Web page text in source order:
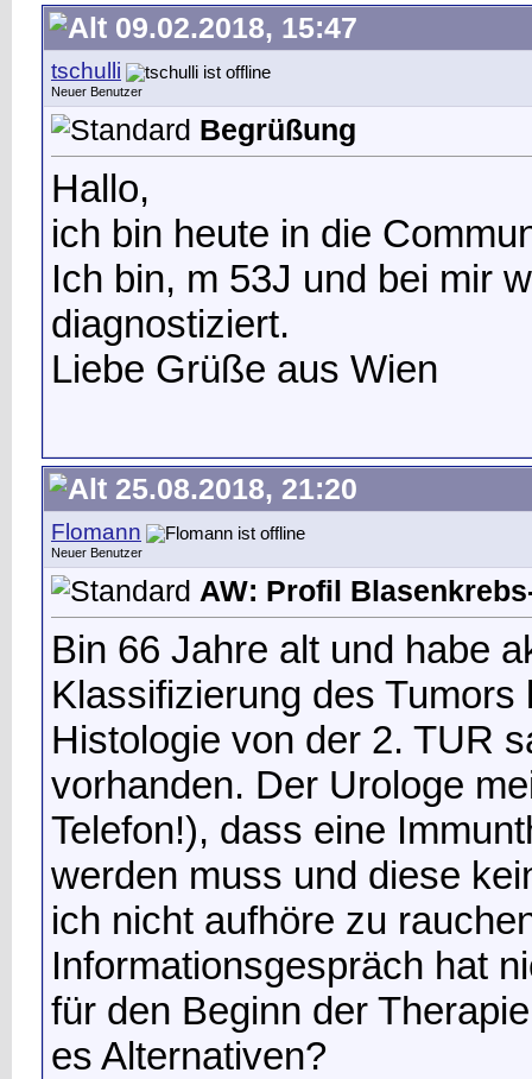
09.02.2018, 15:47
tschulli
Neuer Benutzer
Begrüßung
Hallo,
ich bin heute in die
Ich bin, m 53J und bei mir
diagnostiziert.
Liebe Grüße aus Wien
25.08.2018, 21:20
Flomann
Neuer Benutzer
AW: Profil
Bin 66 Jahre alt und habe
Klassifizierung des
Histologie von der 2. TUR
vorhanden. Der Urologe
Telefon!), dass eine
werden muss und diese
ich nicht aufhöre zu
Informationsgespräch hat
für den Beginn der
es Alternativen?